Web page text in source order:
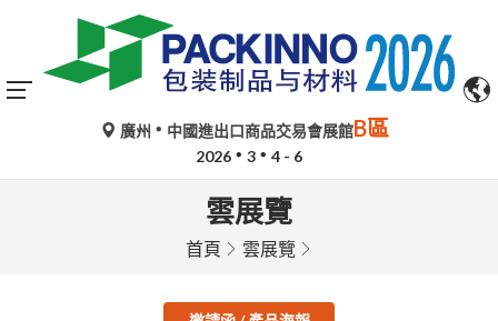
廣州 中國進出口商品交易會展館B區
2026 3 4 - 6
雲展覽
首頁 雲展覽